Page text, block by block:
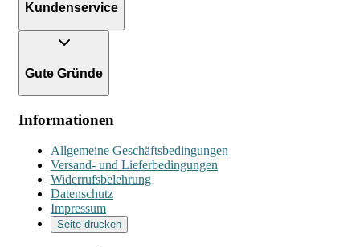
Kundenservice
Gute Gründe
Informationen
Allgemeine Geschäftsbedingungen
Versand- und Lieferbedingungen
Widerrufsbelehrung
Datenschutz
Impressum
Seite drucken